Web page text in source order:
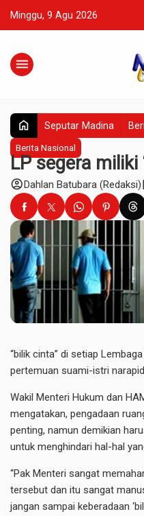
Minggu, 9 Agu 2026
menu
home Seputar Madina
Berita Nasional
LP segera miliki
account_circleDahlan Batubara (Redaksi)
“bilik cinta” di setiap
pertemuan suami-istri
Wakil Menteri Hukum dan
mengatakan, pengadaan
penting, namun demikian
untuk menghindari hal-hal
“Pak Menteri sangat
tersebut dan itu sangat
jangan sampai keberadaan